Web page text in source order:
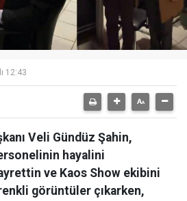
12:43
Veli Gündüz Şahin,
hayalini
ve Kaos Show ekibini
görüntüler çıkarken,